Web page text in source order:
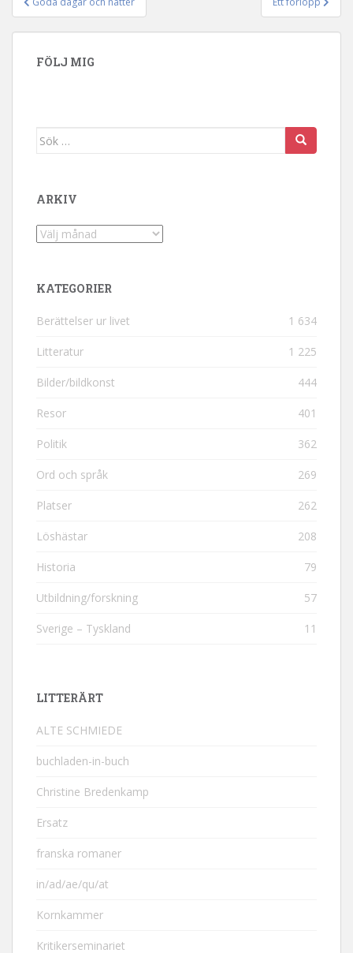
Inläggsnavigering
FÖLJ MIG
Sök efter:
ARKIV
Arkiv
KATEGORIER
Berättelser ur livet 1 634
Litteratur 1 225
Bilder/bildkonst 444
Resor 401
Politik 362
Ord och språk 269
Platser 262
Löshästar 208
Historia 79
Utbildning/forskning 57
Sverige – Tyskland 11
LITTERÄRT
ALTE SCHMIEDE
buchladen-in-buch
Christine Bredenkamp
Ersatz
franska romaner
in/ad/ae/qu/at
Kornkammer
Kritikerseminariet